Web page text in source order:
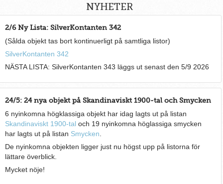
NYHETER
2/6 Ny Lista: SilverKontanten 342
(Sålda objekt tas bort kontinuerligt på samtliga listor)
SilverKontanten 342
NÄSTA LISTA: SilverKontanten 343 läggs ut senast den 5/9 2026
24/5: 24 nya objekt på Skandinaviskt 1900-tal och Smycken
6 nyinkomna högklassiga objekt har idag lagts ut på listan
Skandinaviskt 1900-taloch 19 nyinkomna höglassiga smycken
har lagts ut på listan Smycken
De nyinkomna objekten ligger just nu högst upp på listorna för
lättare överblick.
Mycket nöje!